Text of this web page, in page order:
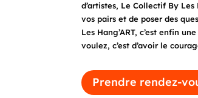
d’artistes, Le Collectif By Les
vos pairs et de poser des
Les Hang’ART, c’est enfin
voulez, c’est d’avoir le
Prendre rendez-